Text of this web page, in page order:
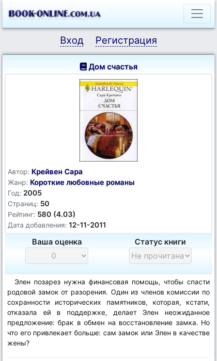
Вход Регистрация
Дом счастья
Автор: Крейвен Сара
Жанр: Короткие любовные романы
Год: 2005
Страниц: 50
Рейтинг: 580 (4.03)
Дата добавления: 12-11-2011
Ваша оценка Статус книги
Элен позарез нужна финансовая помощь, чтобы спасти
родовой замок от разорения. Один из членов комиссии по
сохранности исторических памятников, которая, кстати,
отказала ей в поддержке, делает Элен неожиданное
предложение: брак в обмен на восстановление замка. Но
что его привлекает больше: сам замок или Элен в качестве
жены?